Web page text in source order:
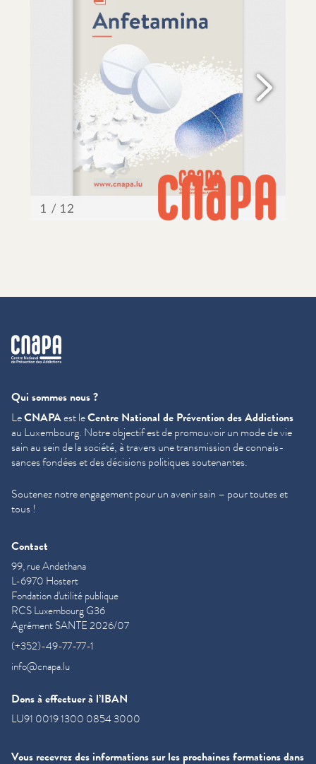
cnapa
Qui sommes nous ?
LeCNAPAest leCentre National de Prévention des Addictions
au Luxembourg. Notre objectif est de promouvoir un mode de vie
sain au sein de la société, à travers une trans­mis­sion de con­nais­
sances fondées et des décisions politiques soutenantes.
Soutenez notre engagement pour un avenir sain – pour toutes et
tous !
Contact
99, rue Andethana
L-6970 Hostert
Fondation d'utilité publique
RCS Luxembourg G36
Agrément SANTE 2026/07
(+352)-49-77-77-1
info@cnapa.lu
Dons à effectuer à l’IBAN
LU91 0019 1300 0854 3000
Vous recevrez des informations sur les prochaines formations dans